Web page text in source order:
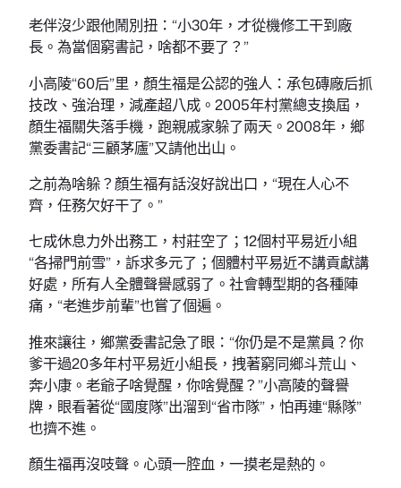
老伴沒少跟他鬧別扭：“小30年，才從機修工干到廠
長。為當個窮書記，啥都不要了？”
小高陵“60后”里，顏生福是公認的強人：承包磚廠后抓
技改、強治理，減產超八成。2005年村黨總支換屆，
顏生福關失落手機，跑親戚家躲了兩天。2008年，鄉
黨委書記“三顧茅廬”又請他出山。
之前為啥躲？顏生福有話沒好說出口，“現在人心不
齊，任務欠好干了。”
七成休息力外出務工，村莊空了；12個村平易近小組
“各掃門前雪”，訴求多元了；個體村平易近不講貢獻講
好處，所有人全體聲譽感弱了。社會轉型期的各種陣
痛，“老進步前輩”也嘗了個遍。
推來讓往，鄉黨委書記急了眼：“你仍是不是黨員？你
爹干過20多年村平易近小組長，拽著窮同鄉斗荒山、
奔小康。老爺子啥覺醒，你啥覺醒？”小高陵的聲譽
牌，眼看著從“國度隊”出溜到“省市隊”，怕再連“縣隊”
也擠不進。
顏生福再沒吱聲。心頭一腔血，一摸老是熱的。